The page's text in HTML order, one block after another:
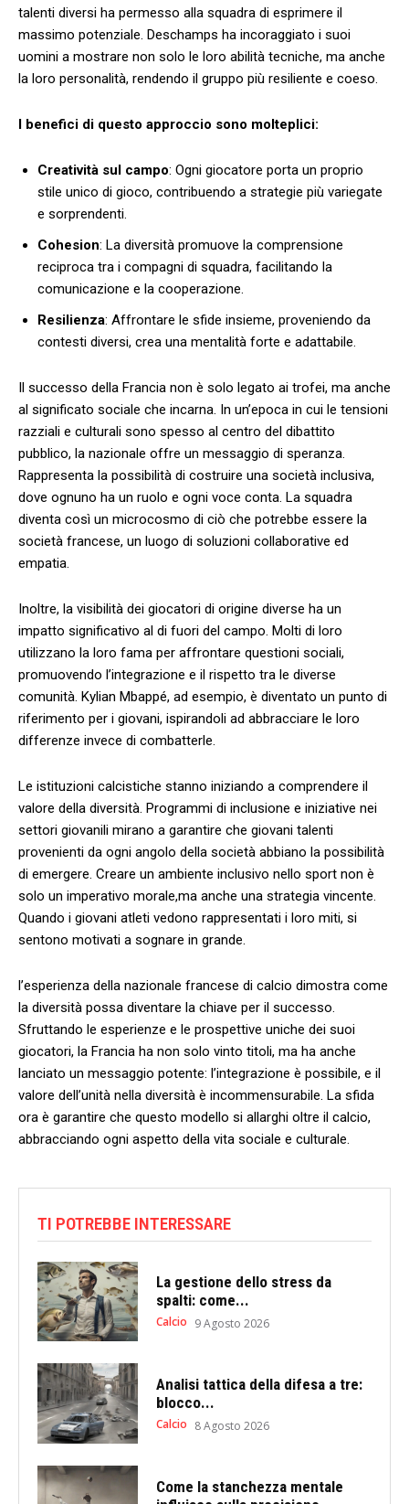
talenti ‌diversi ha permesso alla squadra di esprimere il
⁣massimo potenziale.⁤ Deschamps ha‌ incoraggiato i⁢ suoi
uomini a mostrare non solo ​le​ loro abilità tecniche, ma⁢ anche
la loro personalità, rendendo il gruppo più resiliente e coeso.
I⁤ benefici di questo approccio sono molteplici:
Creatività ⁤sul campo: Ogni giocatore porta un ‍proprio
stile ⁣unico​ di gioco, contribuendo a strategie più variegate
e ⁢sorprendenti.
Cohesion: La diversità⁤ promuove⁢ la comprensione
‌reciproca tra‍ i compagni ‍di squadra, facilitando la
comunicazione e⁣ la⁣ cooperazione.
Resilienza: Affrontare le sfide insieme, proveniendo da
⁣contesti diversi, crea una mentalità⁣ forte e​ adattabile.
Il⁤ successo della Francia non ‌è solo ⁤legato ai trofei, ‍ma anche
al significato sociale che incarna. In ‍un’epoca⁢ in cui ⁢le tensioni
⁤razziali ⁣e⁢ culturali sono ‍spesso al centro del dibattito
pubblico, la nazionale offre un messaggio di speranza.
Rappresenta la ‌possibilità ​di costruire una ⁤società inclusiva,
‍dove ognuno ha‍ un ruolo e ogni voce ​conta. La squadra
diventa così ⁢un⁣ microcosmo di ciò che potrebbe essere⁤ la
società ‍francese, un luogo di soluzioni collaborative⁤ ed
empatia.
Inoltre, la visibilità dei⁢ giocatori di ‌origine​ diverse ⁣ha un
impatto significativo al di fuori ​del campo. Molti di ​loro
utilizzano la loro⁤ fama ⁢per​ affrontare questioni sociali,‍
promuovendo l’integrazione e il rispetto tra le diverse
comunità. Kylian Mbappé, ad esempio,‍ è diventato un punto di
⁣riferimento per​ i giovani, ⁤ispirandoli ad ‍abbracciare le ⁣loro
differenze invece ⁤di ‌combatterle.
Le istituzioni calcistiche stanno iniziando ‍a comprendere⁣ il
valore della diversità. Programmi ‌di inclusione e ⁣iniziative ​nei
settori giovanili mirano a garantire che giovani talenti
provenienti da ⁢ogni⁣ angolo ​della società abbiano la possibilità
di⁢ emergere. Creare un ambiente inclusivo ‌nello⁣ sport non è
solo un⁣ imperativo morale,ma anche‍ una strategia vincente.
⁣Quando i giovani atleti vedono rappresentati i loro miti, si
sentono motivati‌ a sognare in grande.
l’esperienza della nazionale francese di⁣ calcio dimostra come
la​ diversità‍ possa diventare la‌ chiave per il ⁢successo.
⁢Sfruttando le esperienze e le⁣ prospettive uniche ​dei​ suoi
giocatori, la Francia ha non solo ⁢vinto titoli,​ ma ha anche
lanciato​ un ⁢messaggio potente: l’integrazione è possibile, e il
valore ⁤dell’unità​ nella diversità⁣ è ‍incommensurabile.⁤ La sfida ​
ora è garantire che questo ⁣modello si allarghi oltre il calcio,
abbracciando⁢ ogni aspetto ‌della vita sociale e culturale.
TI POTREBBE INTERESSARE
La gestione dello stress da
spalti: come...
Calcio 9 Agosto 2026
Analisi tattica della difesa a tre:
blocco...
Calcio 8 Agosto 2026
Come la stanchezza mentale